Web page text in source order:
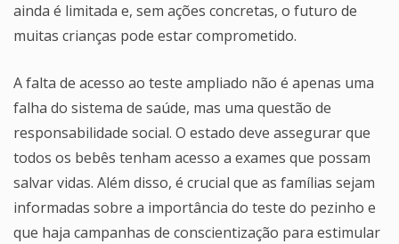
ainda é limitada e, sem ações concretas, o futuro de
muitas crianças pode estar comprometido.
A falta de acesso ao teste ampliado não é apenas uma
falha do sistema de saúde, mas uma questão de
responsabilidade social. O estado deve assegurar que
todos os bebês tenham acesso a exames que possam
salvar vidas. Além disso, é crucial que as famílias sejam
informadas sobre a importância do teste do pezinho e
que haja campanhas de conscientização para estimular